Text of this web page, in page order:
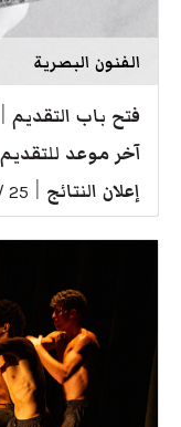
الفنون البصرية
فتح باب التقديم
آخر موعد للتقديم
إعلان النتائج 25 / 8 / 2026